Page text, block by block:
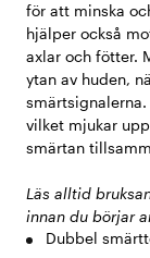
för att minska
hjälper också
axlar och fötter.
ytan av huden,
vilket mjukar
smärtan
Läs alltid
innan du börjar
Dubbel